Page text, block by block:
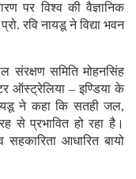
पर विश्व की वैज्ञानिक
रवि नायडू ने विद्या भवन
संरक्षण समिति मोहनसिंह
ऑस्ट्रेलिया – इण्डिया के
ने कहा कि सतही जल,
से प्रभावित हो रहा है।
आधारित बायो